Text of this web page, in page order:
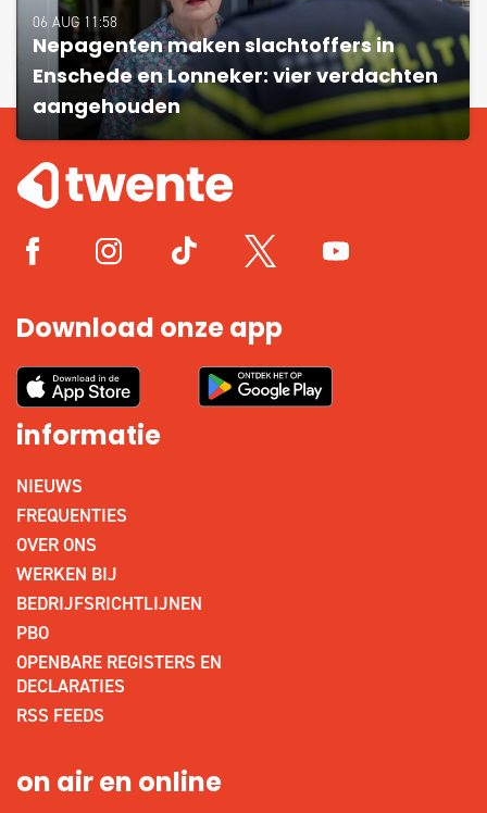
06 AUG 11:58
Nepagenten maken slachtoffers in
Enschede en Lonneker: vier verdachten
aangehouden
Download onze app
informatie
NIEUWS
FREQUENTIES
OVER ONS
WERKEN BIJ
BEDRIJFSRICHTLIJNEN
PBO
OPENBARE REGISTERS EN
DECLARATIES
RSS FEEDS
on air en online